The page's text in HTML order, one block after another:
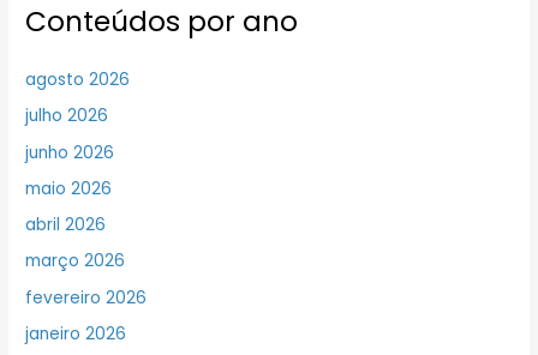
Conteúdos por ano
agosto 2026
julho 2026
junho 2026
maio 2026
abril 2026
março 2026
fevereiro 2026
janeiro 2026